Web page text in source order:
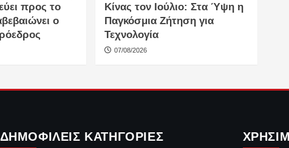
προς το
ο
Κίνας τον Ιούλιο: Στα Ύψη η
Παγκόσμια Ζήτηση για
Τεχνολογία
07/08/2026
ΔΗΜΟΦΙΛΕΊΣ ΚΑΤΗΓΟΡΊΕΣ